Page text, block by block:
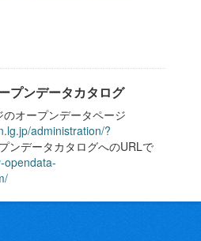
プンデータカタログ
オープンデータページ
administration/?
ンデータカタログへのURLで
opendata-